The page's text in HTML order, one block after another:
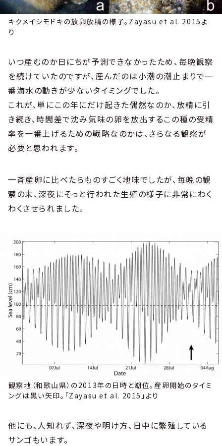
キクメイシモドキの放卵放精の様子。Zayasu et al. 2015よ
り
いつ産むのか日にちが予測できなかったため、毎晩観察
を続けていたのですが、産んだのは小潮の潮止まりで一
番海水の動きが少ないタイミングでした。
これが、単にこの年にだけ起きた偶然なのか、放精に引
き続き、時間差で沈み気味の卵を放出するこの種の受精
率を一番上げるための戦略なのかは、さらなる観察が
必要と思われます。
一斉産卵に比べたらものすごく地味でしたが、毎晩の観
察の末、深夜にそっと行われた生殖の様子に非常にわく
わくさせられました。
観察地（和歌山県）の2013年の日時と潮位。産卵開始のタイミ
ングは黒い矢印。「Zayasu et al. 2015」より
他にも、人知れず、深夜や明け方、日中に繁殖している
サンゴもいます。